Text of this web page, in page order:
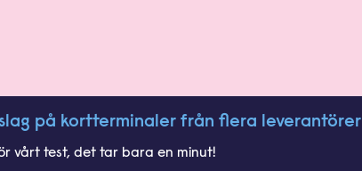
på kortterminaler från flera leverantörer
vårt test, det tar bara en minut!